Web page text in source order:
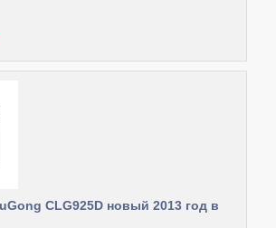
CLG925D новый 2013 год в